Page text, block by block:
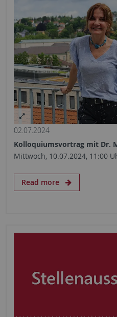
02.07.2024
Kolloquiumsvortrag mit Dr.
Mittwoch, 10.07.2024, 11:00
Read more